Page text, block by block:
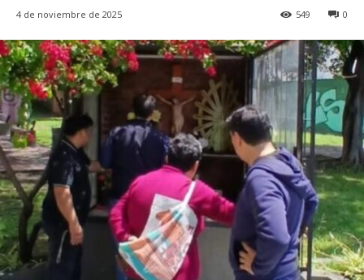
4 de noviembre de 2025 0
549